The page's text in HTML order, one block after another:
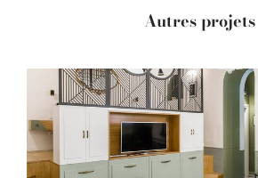
Autres projets